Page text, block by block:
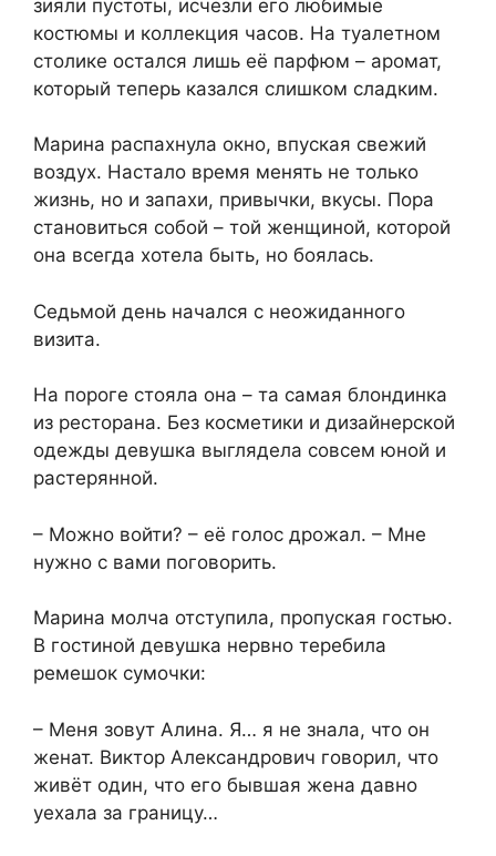
зияли пустоты, исчезли его любимые
костюмы и коллекция часов. На туалетном
столике остался лишь её парфюм – аромат,
который теперь казался слишком сладким.
Марина распахнула окно, впуская свежий
воздух. Настало время менять не только
жизнь, но и запахи, привычки, вкусы. Пора
становиться собой – той женщиной, которой
она всегда хотела быть, но боялась.
Седьмой день начался с неожиданного
визита.
На пороге стояла она – та самая блондинка
из ресторана. Без косметики и дизайнерской
одежды девушка выглядела совсем юной и
растерянной.
– Можно войти? – её голос дрожал. – Мне
нужно с вами поговорить.
Марина молча отступила, пропуская гостью.
В гостиной девушка нервно теребила
ремешок сумочки:
– Меня зовут Алина. Я… я не знала, что он
женат. Виктор Александрович говорил, что
живёт один, что его бывшая жена давно
уехала за границу…